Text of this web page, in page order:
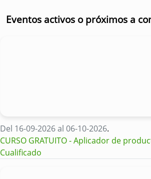
Eventos activos o próximos a
Del 16-09-2026 al 06-10-2026.
CURSO GRATUITO - Aplicador de
Cualificado